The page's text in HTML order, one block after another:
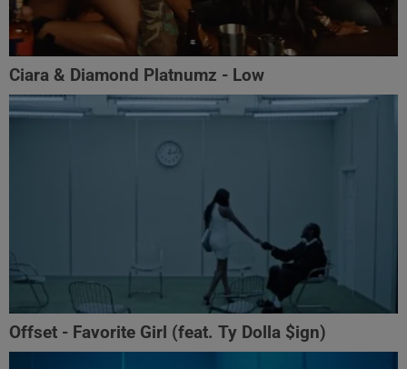
Ciara & Diamond Platnumz - Low
Offset - Favorite Girl (feat. Ty Dolla $ign)